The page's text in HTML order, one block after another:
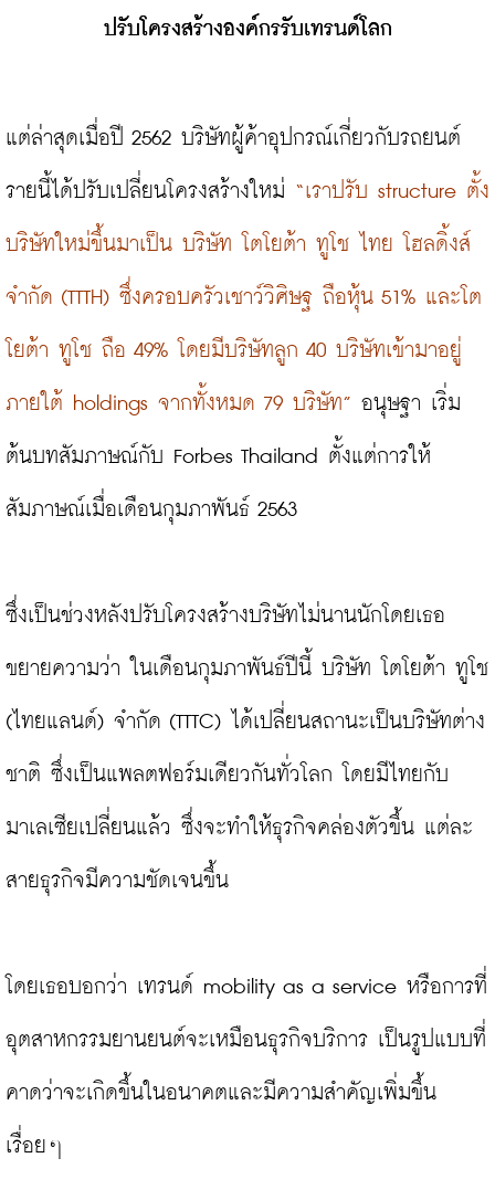
ปรับโครงสร้างองค์กรรับเทรนด์โลก
แต่ล่าสุดเมื่อปี 2562 บริษัทผู้ค้าอุปกรณ์เกี่ยวกับรถยนต์
รายนี้ได้ปรับเปลี่ยนโครงสร้างใหม่ “เราปรับ structure ตั้ง
บริษัทใหม่ขึ้นมาเป็น บริษัท โตโยต้า ทูโช ไทย โฮลดิ้งส์
จำกัด (TTTH) ซึ่งครอบครัวเชาว์วิศิษฐ ถือหุ้น 51% และโต
โยต้า ทูโช ถือ 49% โดยมีบริษัทลูก 40 บริษัทเข้ามาอยู่
ภายใต้ holdings จากทั้งหมด 79 บริษัท” อนุษฐา เริ่ม
ต้นบทสัมภาษณ์กับ Forbes Thailand ตั้งแต่การให้
สัมภาษณ์เมื่อเดือนกุมภาพันธ์ 2563
ซึ่งเป็นช่วงหลังปรับโครงสร้างบริษัทไม่นานนักโดยเธอ
ขยายความว่า ในเดือนกุมภาพันธ์ปีนี้ บริษัท โตโยต้า ทูโช
(ไทยแลนด์) จำกัด (TTTC) ได้เปลี่ยนสถานะเป็นบริษัทต่าง
ชาติ ซึ่งเป็นแพลตฟอร์มเดียวกันทั่วโลก โดยมีไทยกับ
มาเลเซียเปลี่ยนแล้ว ซึ่งจะทำให้ธุรกิจคล่องตัวขึ้น แต่ละ
สายธุรกิจมีความชัดเจนขึ้น
โดยเธอบอกว่า เทรนด์ mobility as a service หรือการที่
อุตสาหกรรมยานยนต์จะเหมือนธุรกิจบริการ เป็นรูปแบบที่
คาดว่าจะเกิดขึ้นในอนาคตและมีความสำคัญเพิ่มขึ้น
เรื่อยๆ